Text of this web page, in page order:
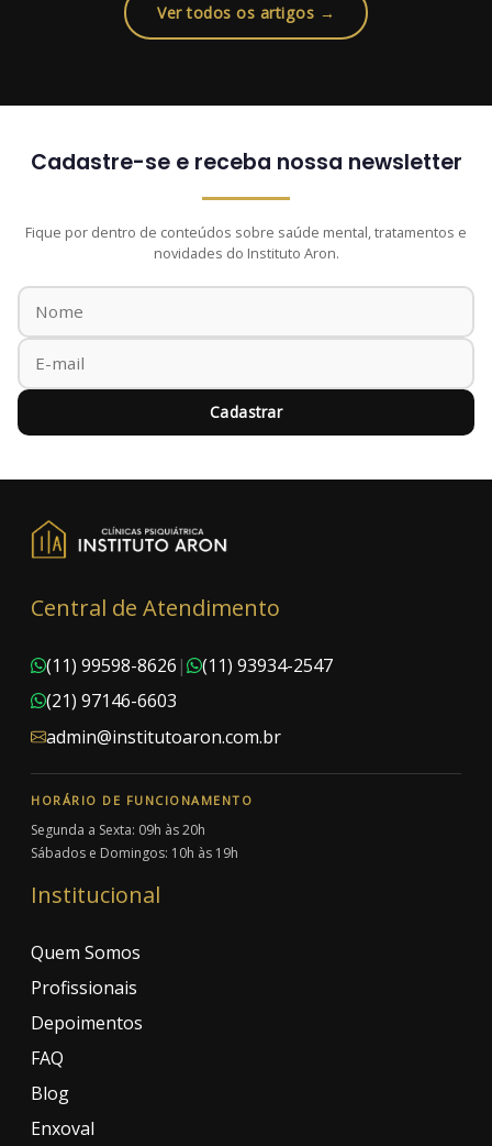
Ver todos os artigos →
Cadastre-se e receba nossa newsletter
Fique por dentro de conteúdos sobre saúde mental, tratamentos e
novidades do Instituto Aron.
Cadastrar
Central de Atendimento
(11) 99598-8626 |
(11) 93934-2547
(21) 97146-6603
admin@institutoaron.com.br
HORÁRIO DE FUNCIONAMENTO
Segunda a Sexta: 09h às 20h
Sábados e Domingos: 10h às 19h
Institucional
Quem Somos
Profissionais
Depoimentos
FAQ
Blog
Enxoval